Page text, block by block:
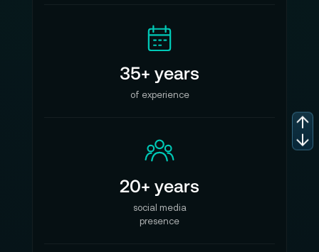
35+ years
of experience
20+ years
social media
presence